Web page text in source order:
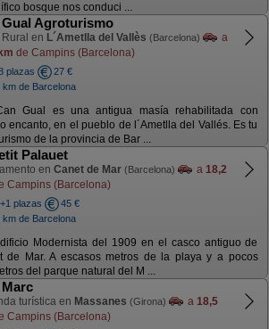
bosque nos conduci ...
Gual Agroturismo
en L´Ametlla del Vallès (Barcelona)
a
de Campins (Barcelona)
plazas
27 €
km de Barcelona
Gual es una antigua masía rehabilitada con
encanto, en el pueblo de l´Ametlla del Vallés. Es tu
de la provincia de Bar ...
Palauet
en Canet de Mar (Barcelona) a 18,2
Campins (Barcelona)
plazas
45 €
km de Barcelona
Modernista del 1909 en el casco antiguo de
de Mar. A escasos metros de la playa y a pocos
del parque natural del M ...
turística en Massanes (Girona) a 18,5
Campins (Barcelona)